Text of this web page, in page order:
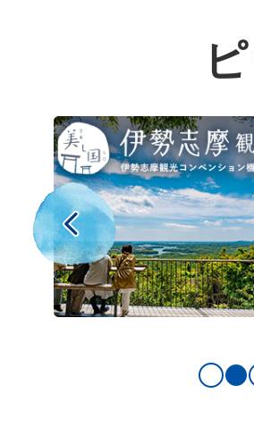
令和8年8月4日
2026年08月03日
令和7年度 第 号
町道大三浦礫浦
2026年08月03日
令和8年度 町単
2
枚
目
の
ス
1枚目
前のスライドを表示